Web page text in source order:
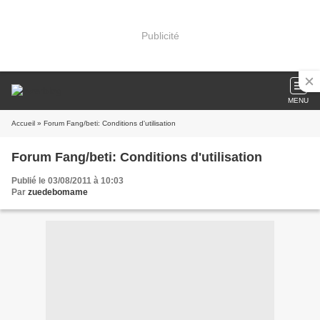
Publicité
MENU
Accueil » Forum Fang/beti: Conditions d'utilisation
Forum Fang/beti: Conditions d'utilisation
Publié le 03/08/2011 à 10:03
Par zuedebomame